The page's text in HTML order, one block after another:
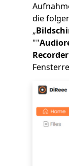
die
„
""
Recorder